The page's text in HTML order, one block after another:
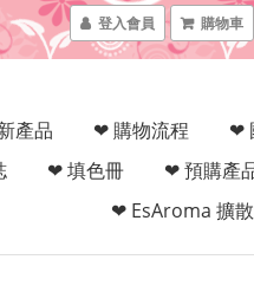
登入會員 購物車
產品 ❤ 購物流程 ❤
❤ 填色冊 ❤ 預購產
❤ EsAroma 擴